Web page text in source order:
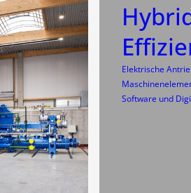
Elektrische
Software und